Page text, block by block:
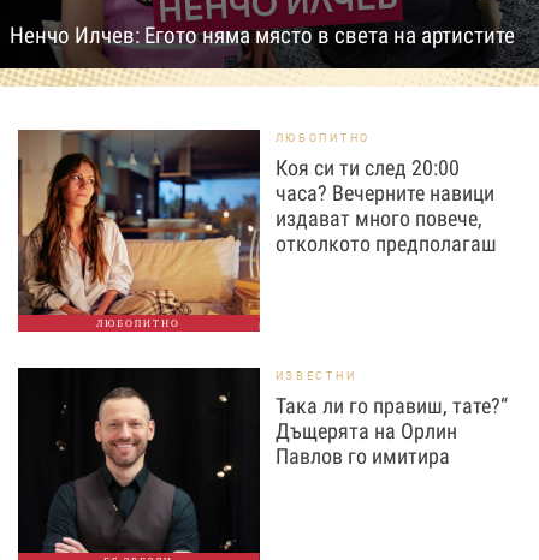
Ненчо Илчев: Егото няма място в света на артистите
ЛЮБОПИТНО
ЛЮБОПИТНО
Коя си ти след 20:00
часа? Вечерните навици
издават много повече,
отколкото предполагаш
ИЗВЕСТНИ
Така ли го правиш, тате?“
Дъщерята на Орлин
Павлов го имитира